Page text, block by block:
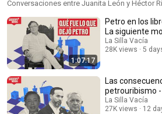
Conversaciones entre Juanita León y Héctor
1:07:17
Petro en los
La siguiente
La Silla Vacía
28K views
5
Las
petrouribismo -
La Silla Vacía
27K views
12